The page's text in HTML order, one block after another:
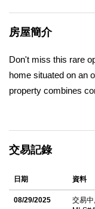
房屋簡介
Don't miss this rare
home situated on an
property combines
The kitchen is well-
throughout, a
front yard, and a
交易記錄
日期 資料
08/29/2025
交易